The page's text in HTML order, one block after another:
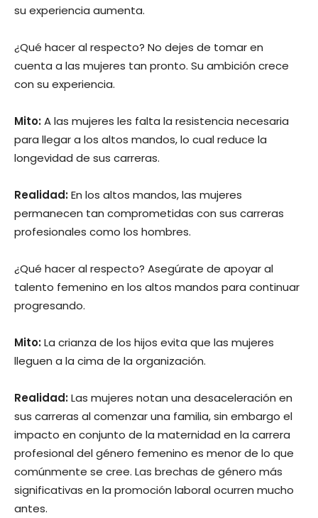
su experiencia aumenta.
¿Qué hacer al respecto? No dejes de tomar en
cuenta a las mujeres tan pronto. Su ambición crece
con su experiencia.
Mito:A las mujeres les falta la resistencia necesaria
para llegar a los altos mandos, lo cual reduce la
longevidad de sus carreras.
Realidad:En los altos mandos, las mujeres
permanecen tan comprometidas con sus carreras
profesionales como los hombres.
¿Qué hacer al respecto? Asegúrate de apoyar al
talento femenino en los altos mandos para continuar
progresando.
Mito:La crianza de los hijos evita que las mujeres
lleguen a la cima de la organización.
Realidad:Las mujeres notan una desaceleración en
sus carreras al comenzar una familia, sin embargo el
impacto en conjunto de la maternidad en la carrera
profesional del género femenino es menor de lo que
comúnmente se cree. Las brechas de género más
significativas en la promoción laboral ocurren mucho
antes.